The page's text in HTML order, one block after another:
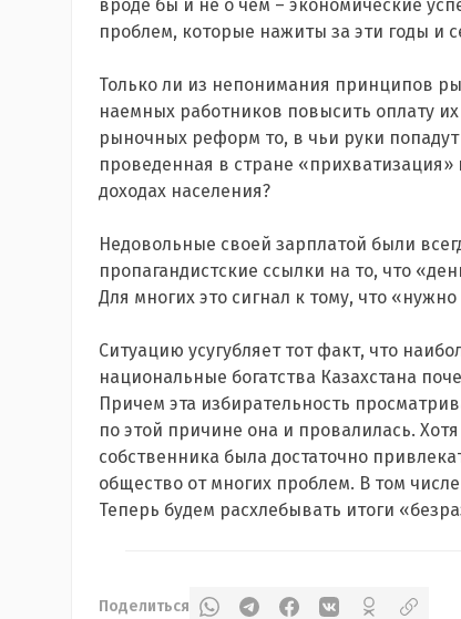
вроде бы и не о чем – экономические
проблем, которые нажиты за эти годы и
Только ли из непонимания принципов
наемных работников повысить оплату
рыночных реформ то, в чьи руки
проведенная в стране «прихватизация»
доходах населения?
Недовольные своей зарплатой были
пропагандистские ссылки на то, что
Для многих это сигнал к тому, что
Ситуацию усугубляет тот факт, что
национальные богатства Казахстана
Причем эта избирательность
по этой причине она и провалилась.
собственника была достаточно
общество от многих проблем. В том
Теперь будем расхлебывать итоги
Поделиться